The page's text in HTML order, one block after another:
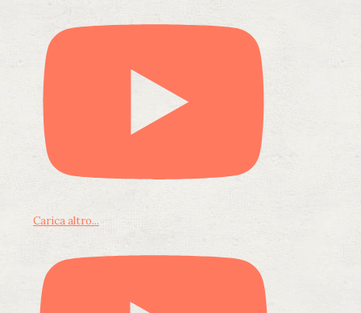
Carica altro...